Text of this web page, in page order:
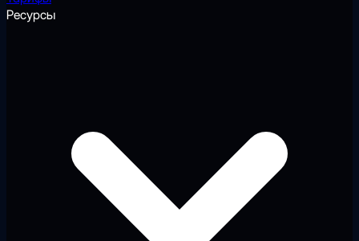
Ресурсы